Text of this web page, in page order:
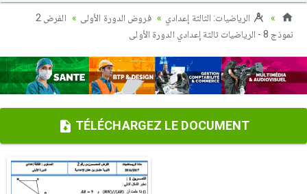
الرياضيات: الثالثة إعدادي فروض الدورة الأولى
الفرض 2
نموذج 8 - الرياضيات ثالثة إعدادي الدورة الأولى
TÉLÉCHARGEZ LE DOCUMENT